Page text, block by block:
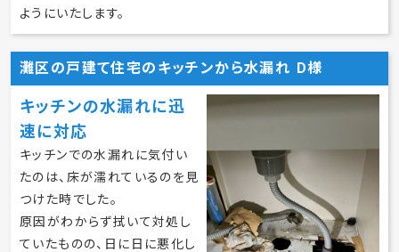
ようにいたします。
灘区の戸建て住宅のキッチンから水漏れ D様
キッチンの水漏れに迅
速に対応
キッチンでの水漏れに気付い
たのは、床が濡れているのを見
つけた時でした。
原因がわからず拭いて対処し
ていたものの、日に日に悪化し